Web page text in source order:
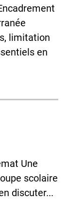
limitation
en
Une
scolaire
discuter...